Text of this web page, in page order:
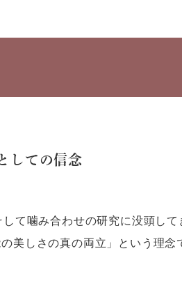
しての信念
て噛み合わせの研究に没頭して
美しさの真の両立」という理念